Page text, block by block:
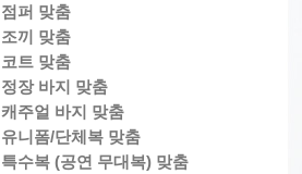
점퍼 맞춤
조끼 맞춤
코트 맞춤
정장 바지 맞춤
캐주얼 바지 맞춤
유니폼/단체복 맞춤
특수복 (공연 무대복) 맞춤